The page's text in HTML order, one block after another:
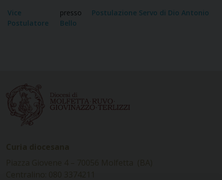
Vice
Postulatore
presso
Postulazione Servo di Dio Antonio
Bello